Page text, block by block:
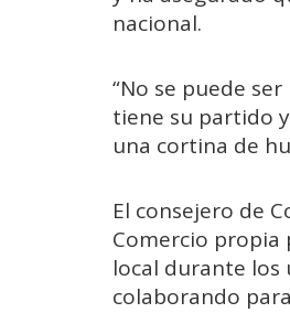
nacional.
“No se puede
tiene su partido
una cortina de
El consejero de
Comercio propia
local durante los
colaborando